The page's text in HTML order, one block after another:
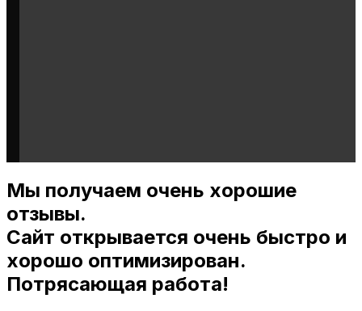
Мы получаем очень хорошие
отзывы.
Сайт открывается очень быстро и
хорошо оптимизирован.
Потрясающая работа!